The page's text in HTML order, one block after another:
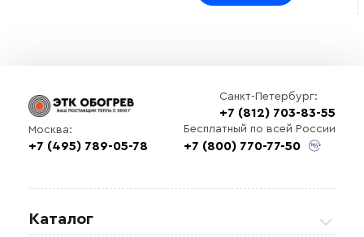
Санкт-Петербург:
+7 (812) 703-83-55
Москва:
+7 (495) 789-05-78
Бесплатный по всей России
+7 (800) 770-77-50
Каталог